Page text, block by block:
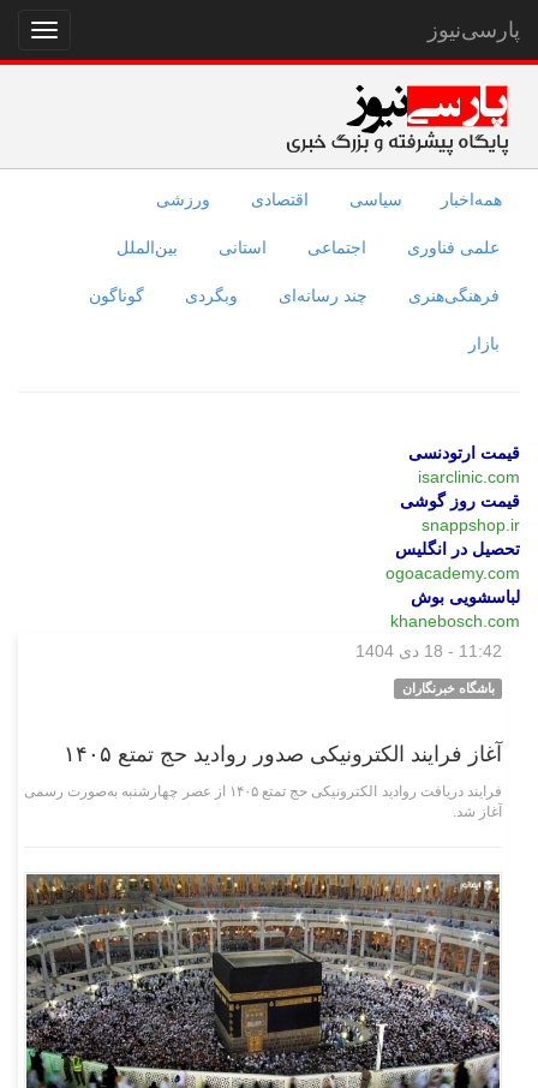
نمایش
منو
پارسی‌نیوز
همه‌اخبار سیاسی اقتصادی ورزشی
علمی فناوری اجتماعی استانی بین‌الملل
فرهنگی‌هنری چند رسانه‌ای وبگردی گوناگون
بازار
قیمت ارتودنسی
isarclinic.com
قیمت روز گوشی
snappshop.ir
تحصیل در انگلیس
ogoacademy.com
لباسشویی بوش
khanebosch.com
11:42 - 18 دی 1404
باشگاه خبرنگاران
آغاز فرایند الکترونیکی صدور روادید حج تمتع ۱۴۰۵
فرایند دریافت روادید الکترونیکی حج تمتع ۱۴۰۵ از عصر چهارشنبه به‌صورت رسمی
آغاز شد.